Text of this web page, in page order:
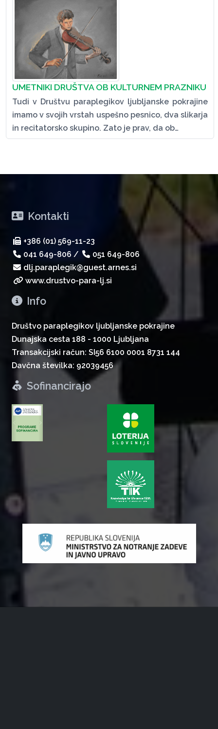
UMETNIKI DRUŠTVA OB KULTURNEM PRAZNIKU
Tudi v Društvu paraplegikov ljubljanske pokrajine
imamo v svojih vrstah uspešno pesnico, dva slikarja
in recitatorsko skupino. Zato je prav, da ob…
Kontakti
+386 (01) 569-11-23
041 649-806 /
051 649-806
dlj.paraplegik@guest.arnes.si
www.drustvo-para-lj.si
Info
Društvo paraplegikov ljubljanske pokrajine
Dunajska cesta 188 - 1000 Ljubljana
Transakcijski račun: SI56 6100 0001 8731 144
Davčna številka: 92039456
zurück
Sofinancirajo